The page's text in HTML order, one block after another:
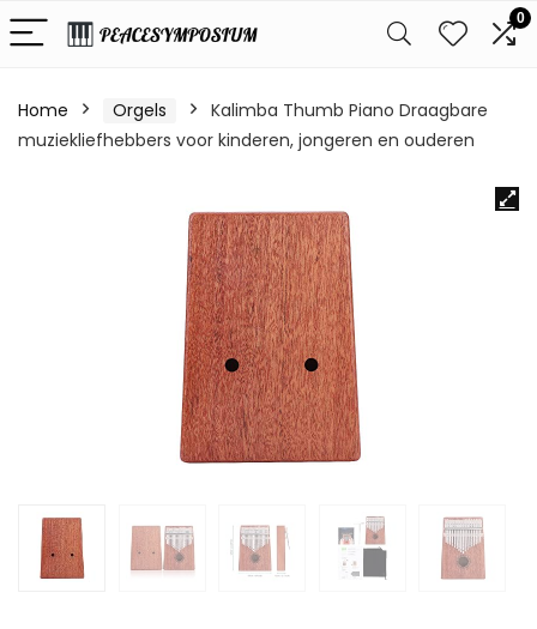
0
Home Orgels
Kalimba Thumb Piano Draagbare
muziekliefhebbers voor kinderen, jongeren en ouderen